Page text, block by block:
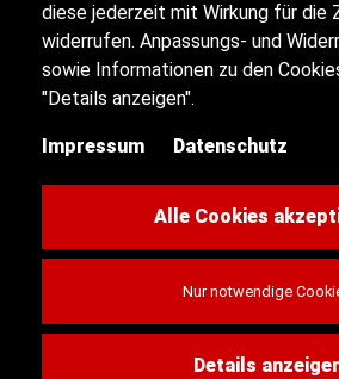
diese jederzeit mit Wirkung für die
widerrufen. Anpassungs- und
sowie Informationen zu den
"Details anzeigen".
Impressum Datenschutz
Alle Cookies
Nur notwendige
Details
Datenschutz
Sitemap
Kontakt
Cookie-Einstellungen
© 2026 AS